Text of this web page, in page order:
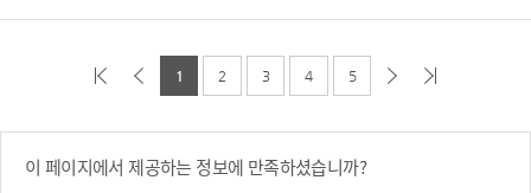
1 2 3 4 5
이 페이지에서 제공하는 정보에 만족하셨습니까?